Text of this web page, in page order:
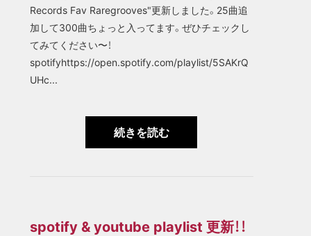
Records Fav Raregrooves"更新しました。25曲追
加して300曲ちょっと入ってます。ぜひチェックし
てみてください〜！
spotifyhttps://open.spotify.com/playlist/5SAKrQ
UHc...
続きを読む
spotify & youtube playlist 更新！！